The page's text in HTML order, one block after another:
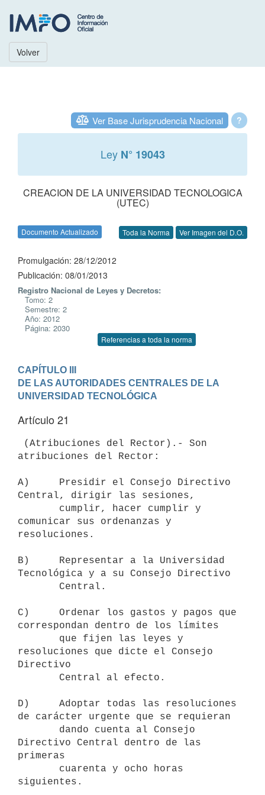
Volver
?
Ver Base Jurisprudencia Nacional
Ley N° 19043
CREACION DE LA UNIVERSIDAD TECNOLOGICA
(UTEC)
Documento Actualizado Toda la Norma Ver Imagen del D.O.
Promulgación: 28/12/2012
Publicación: 08/01/2013
Registro Nacional de Leyes y Decretos:
Tomo: 2
Semestre: 2
Año: 2012
Página: 2030
Referencias a toda la norma
CAPÍTULO III
DE LAS AUTORIDADES CENTRALES DE LA
UNIVERSIDAD TECNOLÓGICA
Artículo 21
atribuciones del Rector:
A)     Presidir el Consejo Directivo
Central, dirigir las sesiones,
comunicar sus ordenanzas y
resoluciones.
B)     Representar a la Universidad
Tecnológica y a su Consejo Directivo
C)     Ordenar los gastos y pagos que
correspondan dentro de los límites
resoluciones que dicte el Consejo
Directivo
D)     Adoptar todas las resoluciones
de carácter urgente que se requieran
Directivo Central dentro de las
primeras
siguientes.